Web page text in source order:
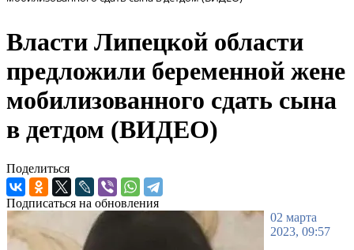
Власти Липецкой области
предложили беременной жене
мобилизованного сдать сына
в детдом (ВИДЕО)
Поделиться
Подписаться на обновления
02 марта
2023, 09:57